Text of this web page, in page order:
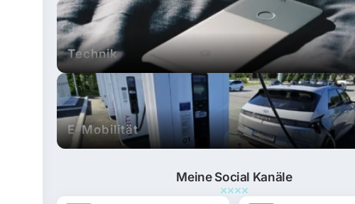
Technik
E-Mobilität
Meine Social Kanäle